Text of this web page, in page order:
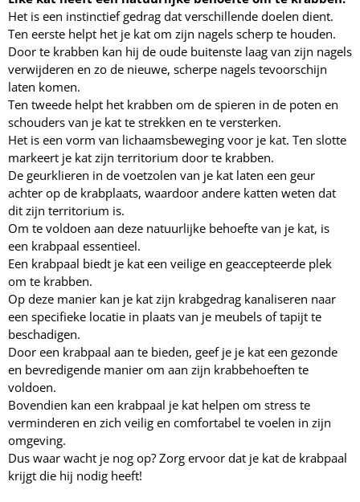
Het is een instinctief gedrag dat verschillende doelen dient.
Ten eerste helpt het je kat om zijn nagels scherp te houden.
Door te krabben kan hij de oude buitenste laag van zijn nagels
verwijderen en zo de nieuwe, scherpe nagels tevoorschijn
laten komen.
Ten tweede helpt het krabben om de spieren in de poten en
schouders van je kat te strekken en te versterken.
Het is een vorm van lichaamsbeweging voor je kat. Ten slotte
markeert je kat zijn territorium door te krabben.
De geurklieren in de voetzolen van je kat laten een geur
achter op de krabplaats, waardoor andere katten weten dat
dit zijn territorium is.
Om te voldoen aan deze natuurlijke behoefte van je kat, is
een krabpaal essentieel.
Een krabpaal biedt je kat een veilige en geaccepteerde plek
om te krabben.
Op deze manier kan je kat zijn krabgedrag kanaliseren naar
een specifieke locatie in plaats van je meubels of tapijt te
beschadigen.
Door een krabpaal aan te bieden, geef je je kat een gezonde
en bevredigende manier om aan zijn krabbehoeften te
voldoen.
Bovendien kan een krabpaal je kat helpen om stress te
verminderen en zich veilig en comfortabel te voelen in zijn
omgeving.
Dus waar wacht je nog op? Zorg ervoor dat je kat de krabpaal
krijgt die hij nodig heeft!